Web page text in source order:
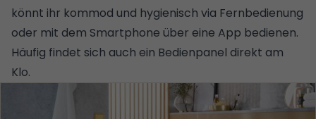
könnt ihr kommod und hygienisch via Fernbedienung
oder mit dem Smartphone über eine App bedienen.
Häufig findet sich auch ein Bedienpanel direkt am
Klo.